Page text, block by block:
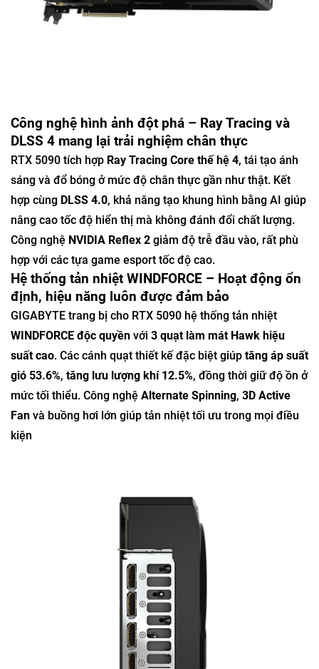
Công nghệ hình ảnh đột phá – Ray Tracing và
DLSS 4 mang lại trải nghiệm chân thực
RTX 5090 tích hợp Ray Tracing Core thế hệ 4, tái tạo ánh
sáng và đổ bóng ở mức độ chân thực gần như thật. Kết
hợp cùng DLSS 4.0, khả năng tạo khung hình bằng AI giúp
nâng cao tốc độ hiển thị mà không đánh đổi chất lượng.
Công nghệ NVIDIA Reflex 2 giảm độ trễ đầu vào, rất phù
hợp với các tựa game esport tốc độ cao.
Hệ thống tản nhiệt WINDFORCE – Hoạt động ổn
định, hiệu năng luôn được đảm bảo
GIGABYTE trang bị cho RTX 5090 hệ thống tản nhiệt
WINDFORCE độc quyền với 3 quạt làm mát Hawk hiệu
suất cao. Các cánh quạt thiết kế đặc biệt giúp tăng áp suất
gió 53.6%, tăng lưu lượng khí 12.5%, đồng thời giữ độ ồn ở
mức tối thiểu. Công nghệ Alternate Spinning, 3D Active
Fan và buồng hơi lớn giúp tản nhiệt tối ưu trong mọi điều
kiện